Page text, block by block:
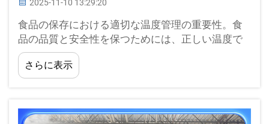
2025-11-10 13:29:20
食品の保存における適切な温度管理の重要性。食
品の品質と安全性を保つためには、正しい温度で
の保管が非常に重要です。温度が適切でないと、
食品の劣化、細菌の増殖、汚染が起こり、これは
危険...
さらに表示